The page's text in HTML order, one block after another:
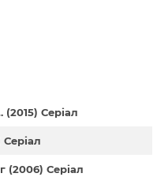
Серіал
(2006) Серіал